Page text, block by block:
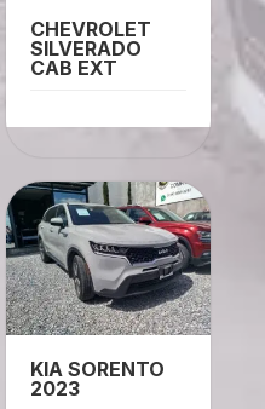
CHEVROLET
SILVERADO
CAB EXT
KIA SORENTO
2023